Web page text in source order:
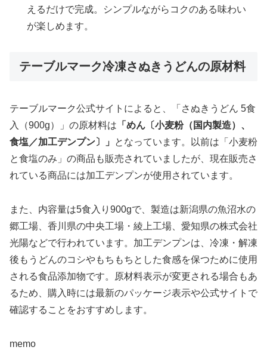
えるだけで完成。シンプルながらコクのある味わい
が楽しめます。
テーブルマーク冷凍さぬきうどんの原材料
テーブルマーク公式サイトによると、「さぬきうどん 5食
入（900g）」の原材料は 「めん〔小麦粉（国内製造）、
食塩／加工デンプン〕」
となっています。以前は「小麦粉
と食塩のみ」の商品も販売されていましたが、現在販売さ
れている商品には加工デンプンが使用されています。
また、内容量は5食入り900gで、製造は新潟県の魚沼水の
郷工場、香川県の中央工場・綾上工場、愛知県の株式会社
光陽などで行われています。加工デンプンは、冷凍・解凍
後もうどんのコシやもちもちとした食感を保つために使用
される食品添加物です。原材料表示が変更される場合もあ
るため、購入時には最新のパッケージ表示や公式サイトで
確認することをおすすめします。
memo